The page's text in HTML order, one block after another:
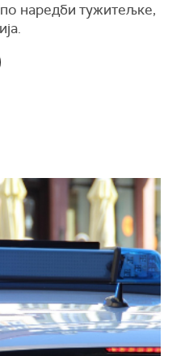
наредби тужитељке,